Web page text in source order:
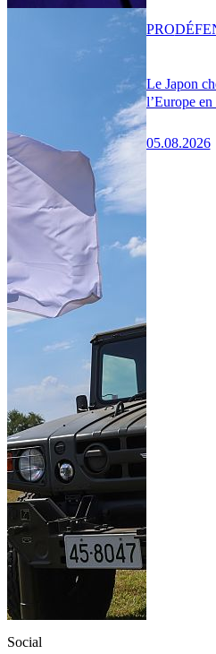
Le Japon
l’Europe en
05.08.2026
PRO
Social